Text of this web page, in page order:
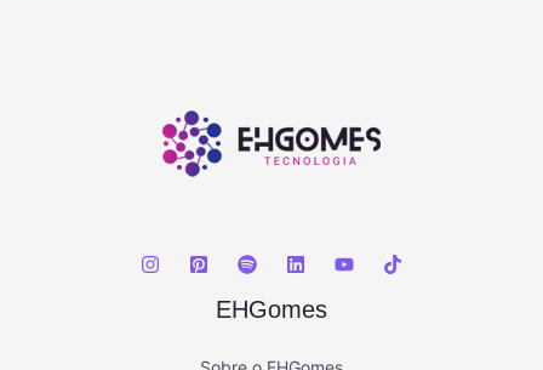
EHGomes